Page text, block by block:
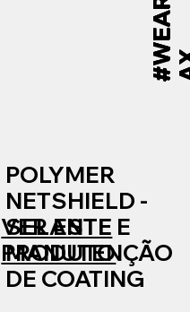
POLYMER
NETSHIELD -
SELANTE E
MANUTENÇÃO
DE COATING
VER ESTE
PRODUTO